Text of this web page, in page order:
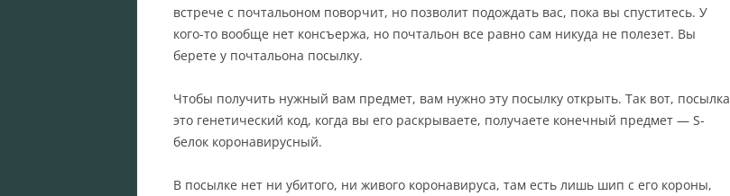
встрече с почтальоном поворчит, но позволит подождать вас, пока вы спуститесь. У
кого-то вообще нет консъержа, но почтальон все равно сам никуда не полезет. Вы
берете у почтальона посылку.
Чтобы получить нужный вам предмет, вам нужно эту посылку открыть. Так вот, посылка
это генетический код, когда вы его раскрываете, получаете конечный предмет — S-
белок коронавирусный.
В посылке нет ни убитого, ни живого коронавируса, там есть лишь шип с его короны,